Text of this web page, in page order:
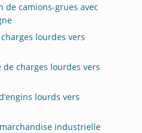
de camions-grues avec
lourdes vers
de charges lourdes vers
lourds vers
industrielle